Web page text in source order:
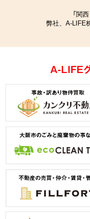
「関
弊社、A-LIFE
A-LIFE